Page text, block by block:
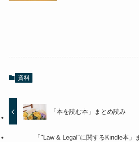
資料
「本を読む本」まとめ読み
「"Law & Legal"に関するKindle本」